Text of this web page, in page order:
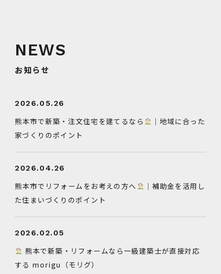
お知らせ
2026.05.26
熊本市で新築・注文住宅を建てるなら
｜地域に合った
家づくりのポイント
2026.04.26
熊本市でリフォームをお考えの方へ
｜補助金を活用し
た住まいづくりのポイント
2026.02.05
熊本で新築・リフォームなら一級建築士が直接対応
する morigu（モリグ）